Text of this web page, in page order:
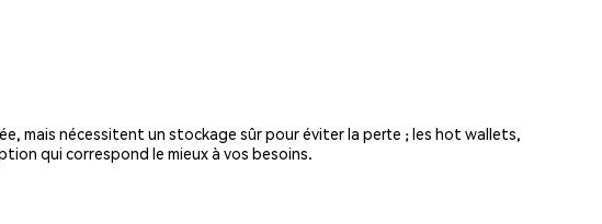
mais nécessitent un stockage sûr pour éviter la perte ; les hot wallets,
qui correspond le mieux à vos besoins.